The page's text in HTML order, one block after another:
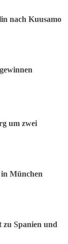
nach Kuusamo
um zwei
München
Spanien und